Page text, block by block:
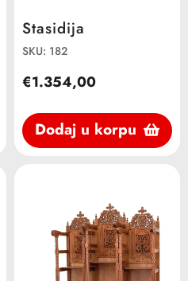
Stasidija
SKU: 182
€1.354,00
Dodaj u korpu